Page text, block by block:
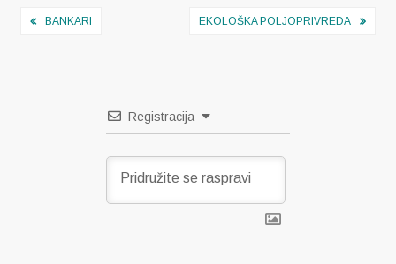
Navigacija
BANKARI EKOLOŠKA POLJOPRIVREDA
Registracija